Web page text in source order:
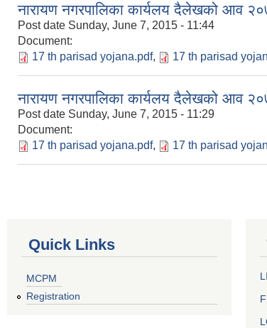
नारायण नगरपालिका कार्यलय दैलेखको आव
Post date Sunday, June 7, 2015 - 11:44
Document:
17 th parisad yojana.pdf, 17 th parisad
नारायण नगरपालिका कार्यलय दैलेखको आव
Post date Sunday, June 7, 2015 - 11:29
Document:
17 th parisad yojana.pdf, 17 th parisad
Quick Links
MCPM
Registration